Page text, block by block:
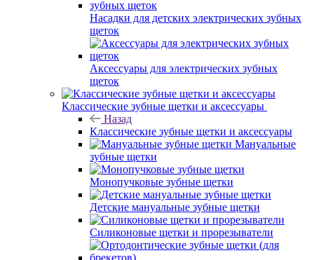
Насадки для детских электрических зубных
щеток
Аксессуары для электрических зубных
щеток
Классические зубные щетки и аксессуары
Назад
Классические зубные щетки и аксессуары
Мануальные
зубные щетки
Монопучковые зубные щетки
Детские мануальные зубные щетки
Силиконовые щетки и прорезыватели